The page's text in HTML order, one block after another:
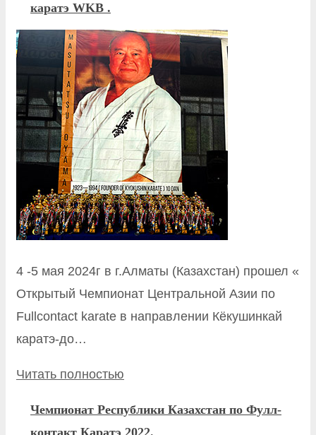
каратэ WKB .
4 -5 мая 2024г в г.Алматы (Казахстан) прошел «
Открытый Чемпионат Центральной Азии по
Fullcontact karate в направлении Кёкушинкай
каратэ-до…
Читать полностью
Чемпионат Республики Казахстан по Фулл-
контакт Каратэ 2022.